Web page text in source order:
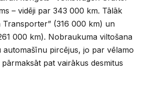
– vidēji par 343 000 km. Tālāk
Transporter” (316 000 km) un
000 km). Nobraukuma viltošana
automašīnu pircējus, jo par vēlamo
pat vairākus desmitus